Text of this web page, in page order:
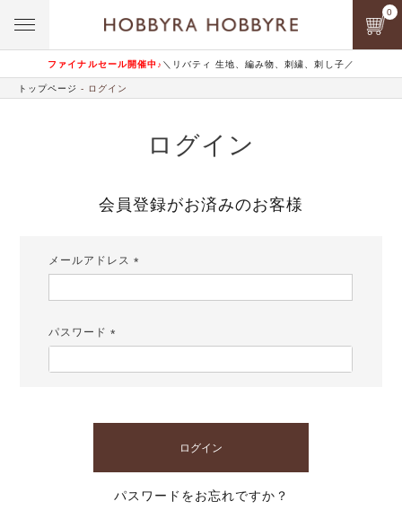
ファイナルセール開催中♪ ＼リバティ 生地、編み物、刺繍、刺し子／
0
トップページ ログイン
ログイン
会員登録がお済みのお客様
メールアドレス
パスワード
ログイン
パスワードをお忘れですか？